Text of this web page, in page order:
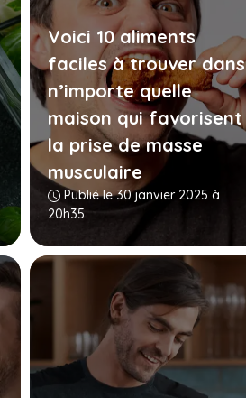
Voici 10 aliments
faciles à trouver dans
n’importe quelle
maison qui favorisent
la prise de masse
musculaire
Publié le 30 janvier 2025 à
20h35